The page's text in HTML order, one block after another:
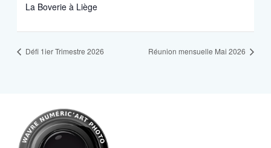
La Boverie à Liège
Défi 1ier Trimestre 2026 Réunion mensuelle Mai 2026